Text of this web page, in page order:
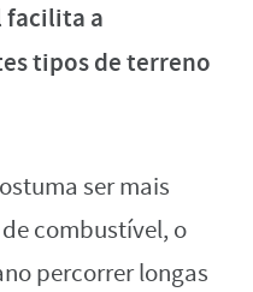
facilita a
tipos de terreno
ser mais
combustível, o
percorrer longas